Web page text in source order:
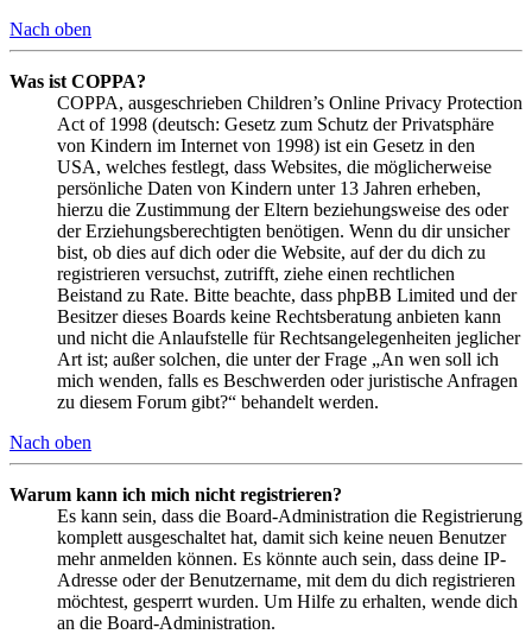
Nach oben
Was ist COPPA?
COPPA, ausgeschrieben Children’s Online Privacy Protection
Act of 1998 (deutsch: Gesetz zum Schutz der Privatsphäre
von Kindern im Internet von 1998) ist ein Gesetz in den
USA, welches festlegt, dass Websites, die möglicherweise
persönliche Daten von Kindern unter 13 Jahren erheben,
hierzu die Zustimmung der Eltern beziehungsweise des oder
der Erziehungsberechtigten benötigen. Wenn du dir unsicher
bist, ob dies auf dich oder die Website, auf der du dich zu
registrieren versuchst, zutrifft, ziehe einen rechtlichen
Beistand zu Rate. Bitte beachte, dass phpBB Limited und der
Besitzer dieses Boards keine Rechtsberatung anbieten kann
und nicht die Anlaufstelle für Rechtsangelegenheiten jeglicher
Art ist; außer solchen, die unter der Frage „An wen soll ich
mich wenden, falls es Beschwerden oder juristische Anfragen
zu diesem Forum gibt?“ behandelt werden.
Nach oben
Warum kann ich mich nicht registrieren?
Es kann sein, dass die Board-Administration die Registrierung
komplett ausgeschaltet hat, damit sich keine neuen Benutzer
mehr anmelden können. Es könnte auch sein, dass deine IP-
Adresse oder der Benutzername, mit dem du dich registrieren
möchtest, gesperrt wurden. Um Hilfe zu erhalten, wende dich
an die Board-Administration.